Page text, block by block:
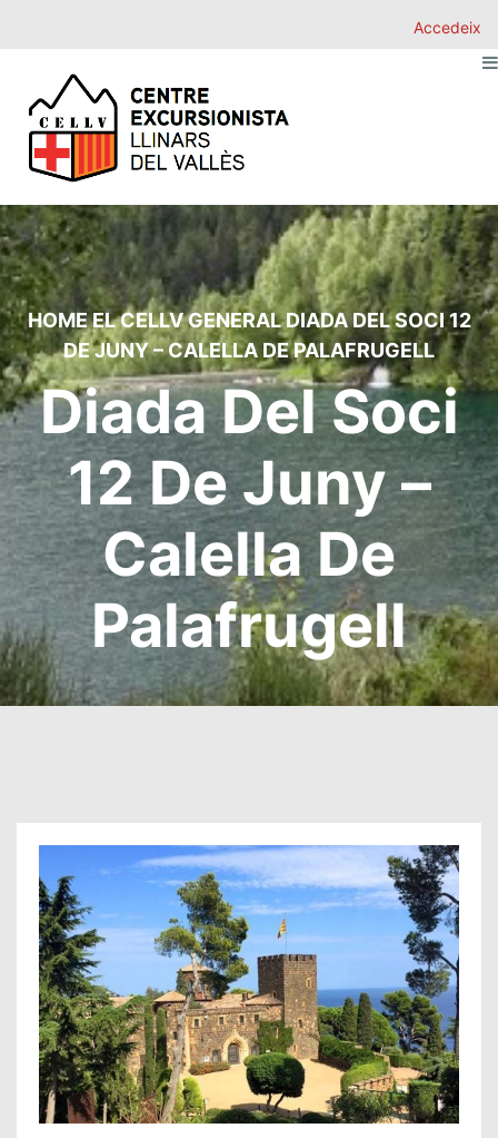
Accedeix
HOMEEL CELLVGENERAL DIADA DEL SOCI 12
DE JUNY – CALELLA DE PALAFRUGELL
Diada Del Soci
12 De Juny –
Calella De
Palafrugell